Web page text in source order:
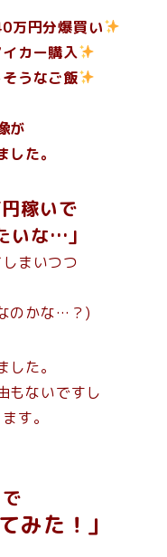
万円分爆買い
カー購入
うなご飯
が
た。
稼いで
いな…」
まいつつ
のかな…？)
た。
もないですし
す。
みた！」